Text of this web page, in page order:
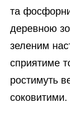
та
деревною
зеленим
сприятиме
ростимуть
соковитими.